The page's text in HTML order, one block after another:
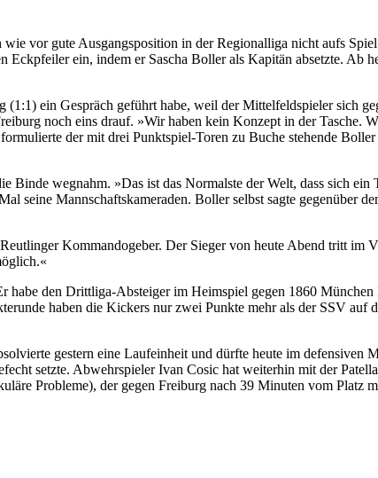
vor gute Ausgangsposition in der Regionalliga nicht aufs
ein, indem er Sascha Boller als Kapitän absetzte. Ab
ein Gespräch geführt habe, weil der Mittelfeldspieler sich
noch eins drauf. »Wir haben kein Konzept in der Tasche.
der mit drei Punktspiel-Toren zu Buche stehende Boller
wegnahm. »Das ist das Normalste der Welt, dass sich ein
seine Mannschaftskameraden. Boller selbst sagte gegenüber
Kommandogeber. Der Sieger von heute Abend tritt im
habe den Drittliga-Absteiger im Heimspiel gegen 1860
haben die Kickers nur zwei Punkte mehr als der SSV auf
gestern eine Laufeinheit und dürfte heute im defensiven
setzte. Abwehrspieler Ivan Cosic hat weiterhin mit der
Probleme), der gegen Freiburg nach 39 Minuten vom Platz